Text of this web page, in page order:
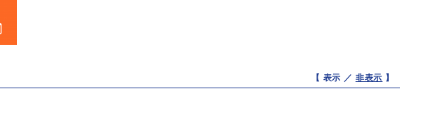
【 表示 ／ 非表示 】